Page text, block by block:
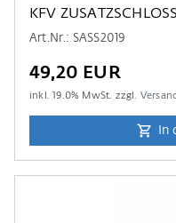
KFV
Art.Nr.: SASS2019
49,20 EUR
inkl.19.0% MwSt. zzgl. Versand
In